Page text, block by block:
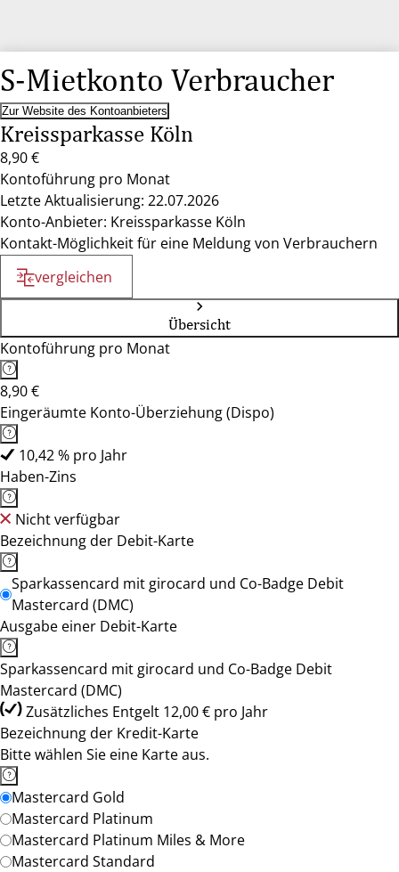
S-Mietkonto Verbraucher
Zur Website des Kontoanbieters
Kreissparkasse Köln
8,90 €
Kontoführung pro Monat
Letzte Aktualisierung: 22.07.2026
Konto-Anbieter: Kreissparkasse Köln
Kontakt-Möglichkeit für eine Meldung von Verbrauchern
vergleichen
Übersicht
Kontoführung pro Monat
8,90 €
Eingeräumte Konto-Überziehung (Dispo)
10,42 % pro Jahr
Haben-Zins
Nicht verfügbar
Bezeichnung der Debit-Karte
Sparkassencard mit girocard und Co-Badge Debit
Mastercard (DMC)
Ausgabe einer Debit-Karte
Sparkassencard mit girocard und Co-Badge Debit
Mastercard (DMC)
Zusätzliches Entgelt 12,00 € pro Jahr
Bezeichnung der Kredit-Karte
Bitte wählen Sie eine Karte aus.
Mastercard Gold
Mastercard Platinum
Mastercard Platinum Miles & More
Mastercard Standard